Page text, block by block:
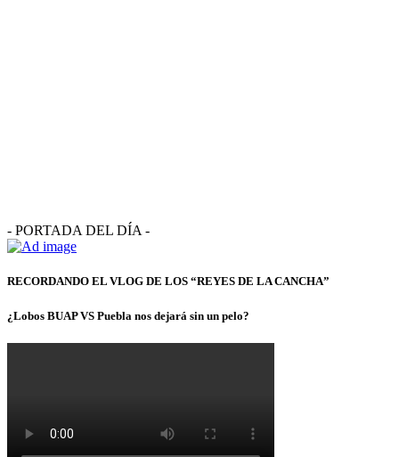
- PORTADA DEL DÍA -
RECORDANDO EL VLOG DE LOS “REYES DE LA CANCHA”
¿Lobos BUAP VS Puebla nos dejará sin un pelo?